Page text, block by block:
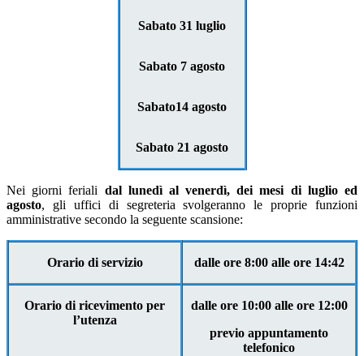
Sabato 31 luglio
Sabato 7 agosto
Sabato14 agosto
Sabato 21 agosto
Nei giorni feriali dal lunedì al venerdì, dei mesi di luglio ed
agosto, gli uffici di segreteria svolgeranno le proprie funzioni
amministrative secondo la seguente scansione:
Orario di servizio dalle ore 8:00 alle ore 14:42
Orario di ricevimento per
l’utenza
dalle ore 10:00 alle ore 12:00
previo appuntamento
telefonico